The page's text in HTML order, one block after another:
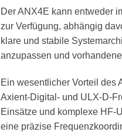
Der ANX4E kann entweder
zur Verfügung, abhängig
klare und stabile
anzupassen und
Ein wesentlicher Vorteil des
Axient-Digital- und ULX-D-
Einsätze und komplexe HF-
eine präzise